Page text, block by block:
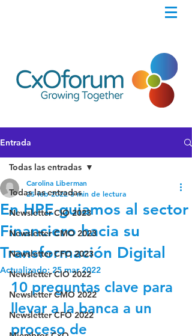
Entrada
Todas las entradas
Newsletter CIO 2023
Newsletter CMO 2023
Newsletter CFO 2023
Newsletter CIO 2022
Newsletter CMO 2022
Newsletter CFO 2022
Todas las entradas
En HPE guiamos al sector
Financiero hacia su
Transformación Digital
Carolina Liberman
25 feb 2022 3 min de lectura
Actualizado: 25 mar 2022
10 preguntas clave para
llevar a la banca a un
proceso de